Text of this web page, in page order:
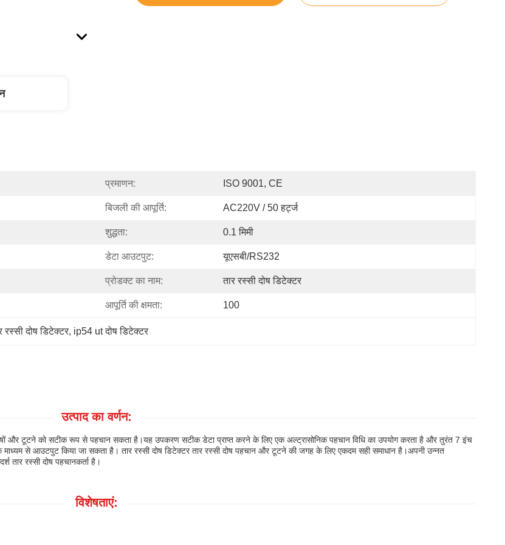
प्रमाणन: ISO 9001, CE
बिजली की आपूर्ति: AC220V / 50 हर्ट्ज
शुद्धता: 0.1 मिमी
डेटा आउटपुट: यूएसबी/RS232
प्रोडक्ट का नाम: तार रस्सी दोष डिटेक्टर
आपूर्ति की क्षमता: 100
रस्सी दोष डिटेक्टर, ip54 ut दोष डिटेक्टर
उत्पाद का वर्णन:
और टूटने को सटीक रूप से पहचान सकता है।यह उपकरण सटीक डेटा प्राप्त करने के लिए एक अल्ट्रासोनिक पहचान विधि का उपयोग करता है और तुरंत 7 इंच
से आउटपुट किया जा सकता है। तार रस्सी दोष डिटेक्टर तार रस्सी दोष पहचान और टूटने की जगह के लिए एकदम सही समाधान है।अपनी उन्नत
तार रस्सी दोष पहचानकर्ता है।
विशेषताएं: